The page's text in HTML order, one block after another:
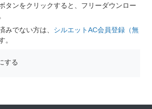
タンをクリックすると、フリーダウンロー
みでない方は、 シルエットAC会員登録（無
。
する